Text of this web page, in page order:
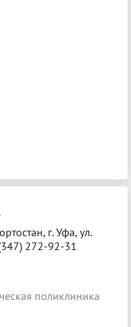
г. Уфа, ул.
272-92-31
поликлиника